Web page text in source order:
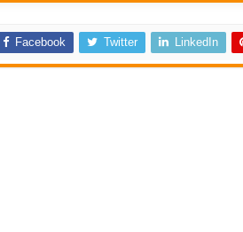
Facebook Twitter LinkedIn